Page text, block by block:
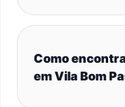
Como
em Vila Bom